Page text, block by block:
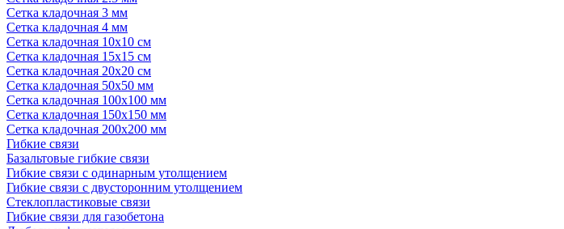
Сетка кладочная 3 мм
Сетка кладочная 4 мм
Сетка кладочная 10x10 см
Сетка кладочная 15x15 см
Сетка кладочная 20x20 см
Сетка кладочная 50x50 мм
Сетка кладочная 100x100 мм
Сетка кладочная 150x150 мм
Сетка кладочная 200x200 мм
Гибкие связи
Базальтовые гибкие связи
Гибкие связи с одинарным утолщением
Гибкие связи с двусторонним утолщением
Стеклопластиковые связи
Гибкие связи для газобетона